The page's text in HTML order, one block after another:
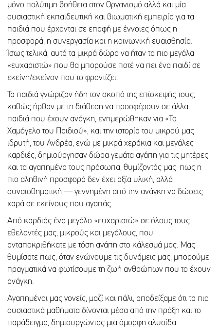
μόνο πολύτιμη βοήθεια στον Οργανισμό αλλά και μία
ουσιαστική εκπαιδευτική και βιωματική εμπειρία για τα
παιδιά που έρχονται σε επαφή με έννοιες όπως η
προσφορά, η συνεργασία και η κοινωνική ευαισθησία.
Ίσως τελικά, αυτά τα μικρά δώρα να ήταν τα πιο μεγάλα
«ευχαριστώ» που θα μπορούσε ποτέ να πει ένα παιδί σε
εκείνη/εκείνον που το φροντίζει.
Τα παιδιά γνώριζαν ήδη τον σκοπό της επίσκεψής τους,
καθώς ήρθαν με τη διάθεση να προσφέρουν σε άλλα
παιδιά που έχουν ανάγκη, ενημερώθηκαν για «Το
Χαμόγελο του Παιδιού», και την ιστορία του μικρού μας
ιδρυτή, του Ανδρέα, ενώ με μικρά χεράκια και μεγάλες
καρδιές, δημιούργησαν δώρα γεμάτα αγάπη για τις μητέρες
και τα αγαπημένα τους πρόσωπα, θυμίζοντάς μας πως η
πιο αληθινή προσφορά δεν έχει αξία υλική, αλλά
συναισθηματική — γεννημένη από την ανάγκη να δώσεις
χαρά σε εκείνους που αγαπάς.
Από καρδιάς ένα μεγάλο «ευχαριστώ» σε όλους τους
εθελοντές μας, μικρούς και μεγάλους, που
ανταποκριθήκατε με τόση αγάπη στο κάλεσμά μας. Μας
θυμίσατε πως, όταν ενώνουμε τις δυνάμεις μας, μπορούμε
πραγματικά να φωτίσουμε τη ζωή ανθρώπων που το έχουν
ανάγκη.
Αγαπημένοι μας γονείς, μαζί και πάλι, αποδείξαμε ότι τα πιο
ουσιαστικά μαθήματα δίνονται μέσα από την πράξη και το
παράδειγμα, δημιουργώντας μια όμορφη αλυσίδα